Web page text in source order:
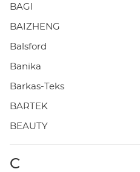
BAGI
BAIZHENG
Balsford
Banika
Barkas-Teks
BARTEK
BEAUTY
C